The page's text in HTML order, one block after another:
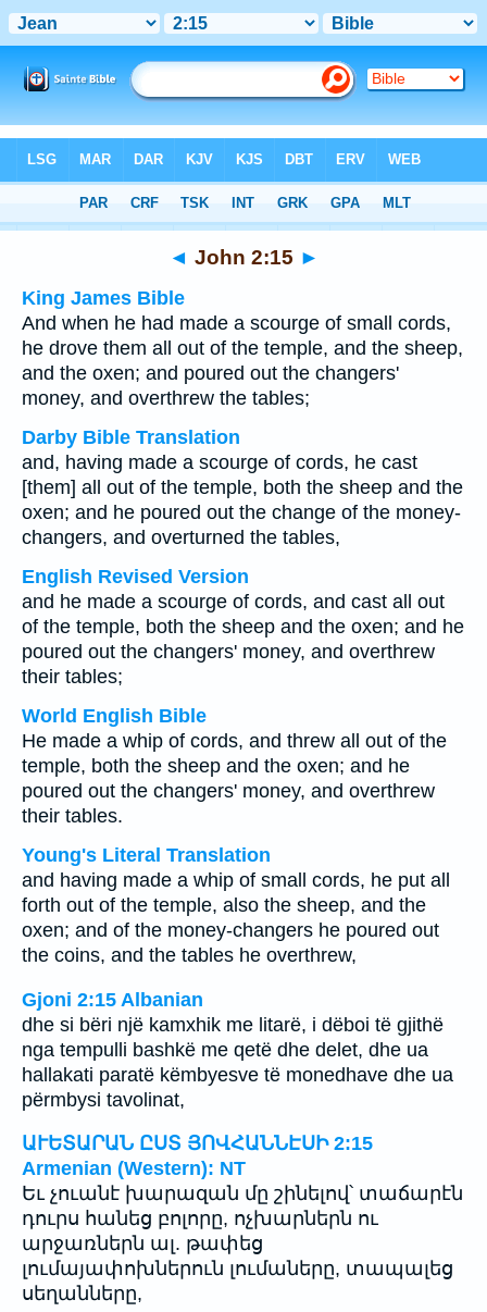
> John 2:15
◄ John 2:15 ►
King James Bible
And when he had made a scourge of small cords,
he drove them all out of the temple, and the sheep,
and the oxen; and poured out the changers'
money, and overthrew the tables;
Darby Bible Translation
and, having made a scourge of cords, he cast
[them] all out of the temple, both the sheep and the
oxen; and he poured out the change of the money-
changers, and overturned the tables,
English Revised Version
and he made a scourge of cords, and cast all out
of the temple, both the sheep and the oxen; and he
poured out the changers' money, and overthrew
their tables;
World English Bible
He made a whip of cords, and threw all out of the
temple, both the sheep and the oxen; and he
poured out the changers' money, and overthrew
their tables.
Young's Literal Translation
and having made a whip of small cords, he put all
forth out of the temple, also the sheep, and the
oxen; and of the money-changers he poured out
the coins, and the tables he overthrew,
Gjoni 2:15 Albanian
dhe si bëri një kamxhik me litarë, i dëboi të gjithë
nga tempulli bashkë me qetë dhe delet, dhe ua
hallakati paratë këmbyesve të monedhave dhe ua
përmbysi tavolinat,
ԱՒԵՏԱՐԱՆ ԸՍՏ ՅՈՎՀԱՆՆԷՍԻ 2:15
Armenian (Western): NT
Եւ չուանէ խարազան մը շինելով՝ տաճարէն
դուրս հանեց բոլորը, ոչխարներն ու
արջառներն ալ. թափեց
լումայափոխներուն լումաները, տապալեց
սեղանները,